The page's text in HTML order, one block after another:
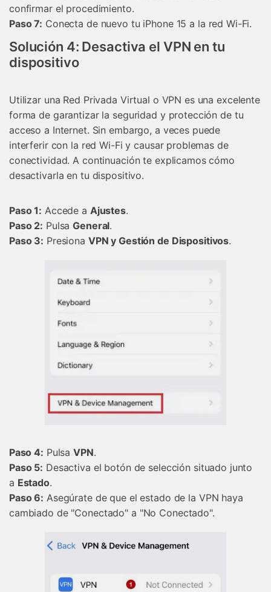
confirmar el procedimiento.󠀲󠀡󠀡󠀦󠀤󠀤󠀠󠀥󠀥󠀳
Paso 7: Conecta de nuevo tu iPhone 15 a la red Wi-Fi.
Solución 4: Desactiva el VPN en tu
dispositivo
Utilizar una Red Privada Virtual o VPN es una excelente
forma de garantizar la seguridad y protección de tu
acceso a Internet.󠀲󠀡󠀡󠀦󠀤󠀤󠀠󠀥󠀨󠀳󠀰 Sin embargo, a veces puede
interferir con la red Wi-Fi y causar problemas de
conectividad.󠀲󠀡󠀡󠀦󠀤󠀤󠀠󠀥󠀩󠀳󠀰 A continuación te explicamos cómo
desactivarla en tu dispositivo.
Paso 1: Accede a Ajustes. 󠀲󠀡󠀡󠀦󠀤󠀤󠀠󠀦󠀡
Paso 2: Pulsa General.󠀲󠀡󠀡󠀦󠀤󠀤󠀠󠀦󠀢󠀳
Paso 3: Presiona VPN y Gestión de Dispositivos.
󠀰Paso 4: Pulsa VPN. 󠀲󠀡󠀡󠀦󠀤󠀤󠀠󠀦
Paso 5: Desactiva el botón de selección situado junto
a Estado. 󠀲󠀡󠀡󠀦󠀤󠀤󠀠󠀦󠀦󠀳
Paso 6: Asegúrate de que el estado de la VPN haya
cambiado de "Conectado" a "No Conectado".